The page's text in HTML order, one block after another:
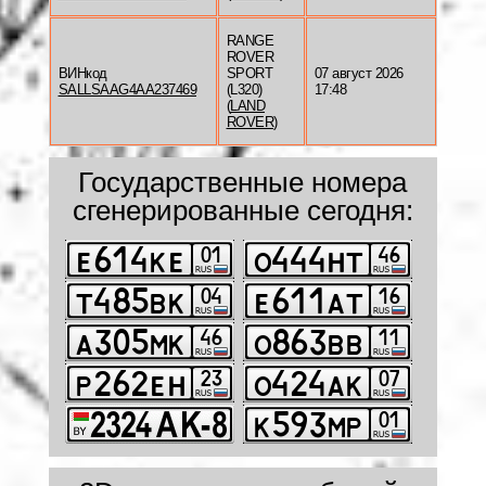
ВИНкод
SALLSAAG4AA237469
RANGE
ROVER
SPORT
(L320)
(LAND
ROVER)
07 август 2026
17:48
Государственные номера
сгенерированные сегодня: